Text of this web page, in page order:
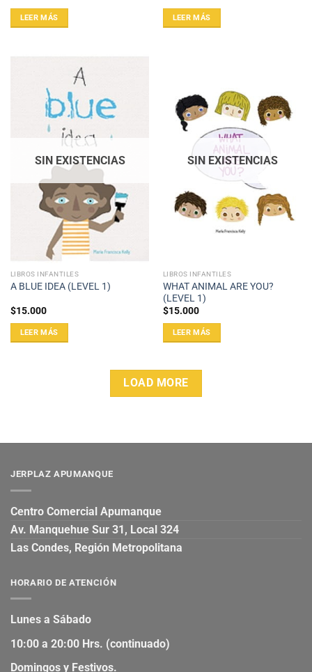
LEER MÁS LEER MÁS
SIN EXISTENCIAS
LIBROS INFANTILES
A BLUE IDEA (LEVEL 1)
$15.000
LEER MÁS
SIN EXISTENCIAS
LIBROS INFANTILES
WHAT ANIMAL ARE YOU?
(LEVEL 1)
$15.000
LEER MÁS
LOAD MORE
JERPLAZ APUMANQUE
Centro Comercial Apumanque
Av. Manquehue Sur 31, Local 324
Las Condes, Región Metropolitana
HORARIO DE ATENCIÓN
Lunes a Sábado
10:00 a 20:00 Hrs. (continuado)
Domingos y Festivos.